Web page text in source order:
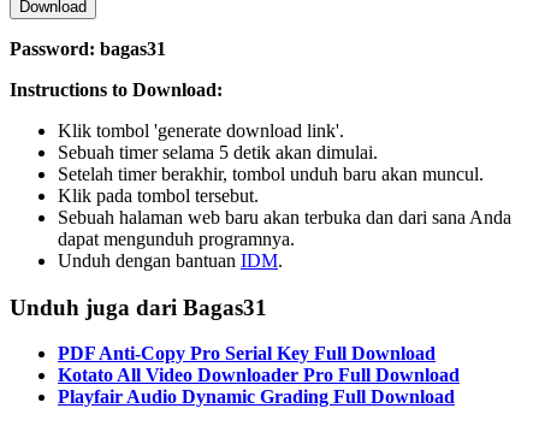
Download
Password: bagas31
Instructions to Download:
Klik tombol 'generate download link'.
Sebuah timer selama 5 detik akan dimulai.
Setelah timer berakhir, tombol unduh baru akan muncul.
Klik pada tombol tersebut.
Sebuah halaman web baru akan terbuka dan dari sana Anda
dapat mengunduh programnya.
Unduh dengan bantuan IDM.
Unduh juga dari Bagas31
PDF Anti-Copy Pro Serial Key Full Download
Kotato All Video Downloader Pro Full Download
Playfair Audio Dynamic Grading Full Download